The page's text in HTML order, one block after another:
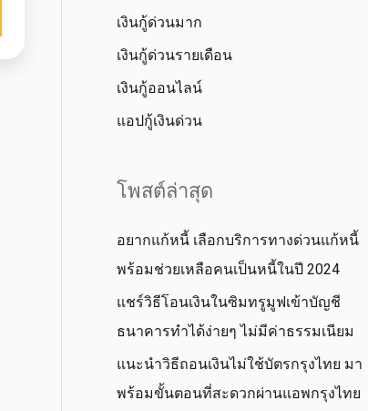
เงินกู้ด่วนมาก
เงินกู้ด่วนรายเดือน
เงินกู้ออนไลน์
แอปกู้เงินด่วน
โพสต์ล่าสุด
อยากแก้หนี้ เลือกบริการทางด่วนแก้หนี้
พร้อมช่วยเหลือคนเป็นหนี้ในปี 2024
แชร์วิธีโอนเงินในซิมทรูมูฟเข้าบัญชี
ธนาคารทำได้ง่ายๆ ไม่มีค่าธรรมเนียม
แนะนำวิธีถอนเงินไม่ใช้บัตรกรุงไทย มา
พร้อมขั้นตอนที่สะดวกผ่านแอพกรุงไทย